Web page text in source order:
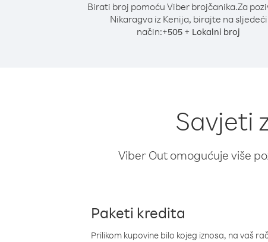
Birati broj pomoću Viber brojčanika.Za
Nikaragva iz Kenija, birajte na sljedeći
način:+505 + Lokalni broj
Savjeti
Viber Out omogućuje više
Paketi kredita
Prilikom kupovine bilo kojeg iznosa, na vaš